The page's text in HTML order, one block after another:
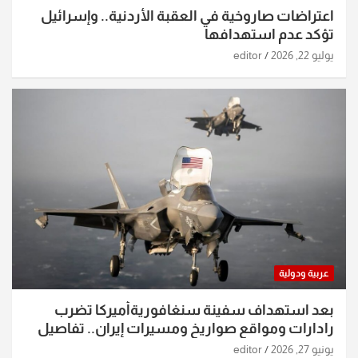
اعتراضات صاروخية في العقبة الأردنية.. وإسرائيل
تؤكد عدم استهدافها
يوليو 22, 2026 editor
عربية ودولية
بعد استهداف سفينة سنغافوريةأميركا تضرب
رادارات ومواقع صواريخ ومسيرات إيران.. تفاصيل
الساعات الماضية
يونيو 27, 2026 editor